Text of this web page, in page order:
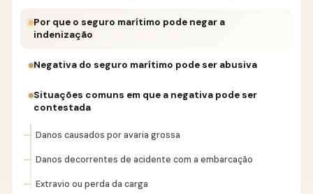
Por que o seguro marítimo pode negar a
indenização
Negativa do seguro marítimo pode ser abusiva
Situações comuns em que a negativa pode ser
contestada
Danos causados por avaria grossa
Danos decorrentes de acidente com a embarcação
Extravio ou perda da carga